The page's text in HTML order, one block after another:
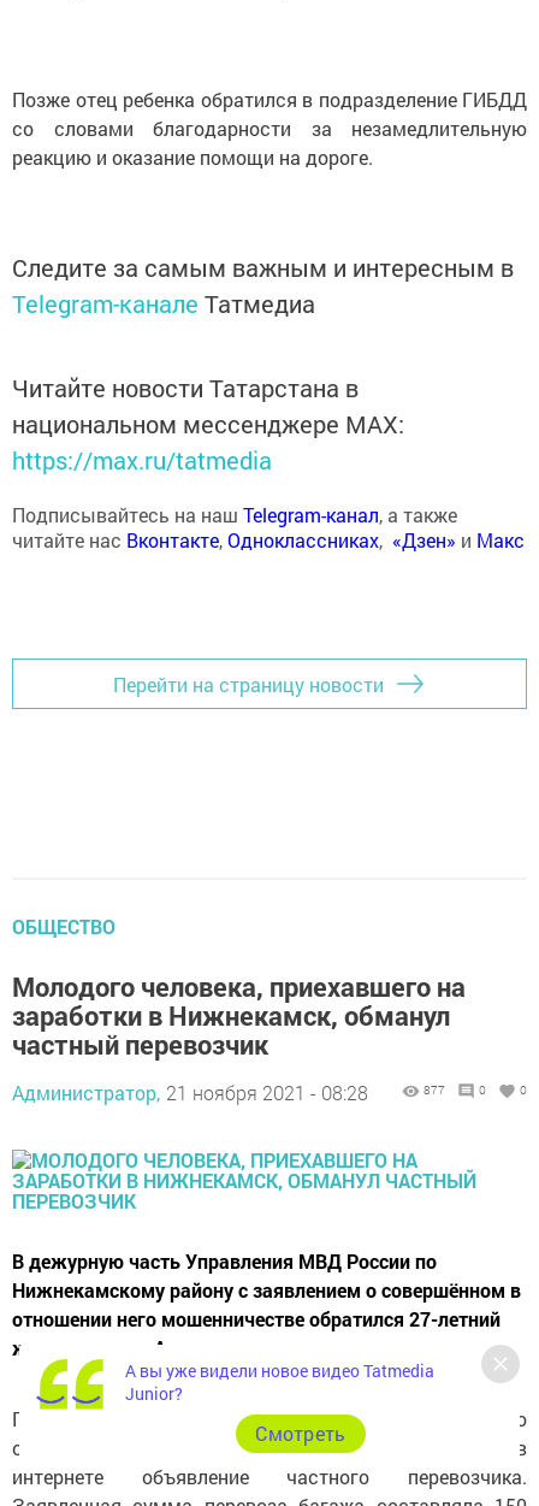
Позже отец ребенка обратился в подразделение ГИБДД
со словами благодарности за незамедлительную
реакцию и оказание помощи на дороге.
Следите за самым важным и интересным в
Telegram-канале Татмедиа
Читайте новости Татарстана в
национальном мессенджере MАХ:
https://max.ru/tatmedia
Подписывайтесь на наш Telegram-канал, а также
читайте нас Вконтакте,Одноклассниках, «Дзен» и Макс
Перейти на страницу новости
ОБЩЕСТВО
Молодого человека, приехавшего на
заработки в Нижнекамск, обманул
частный перевозчик
Администратор, 21 ноября 2021 - 08:28 877 0 0
В дежурную часть Управления МВД России по
Нижнекамскому району с заявлением о совершённом в
отношении него мошенничестве обратился 27-летний
житель города Альметьевска.
Потерпевший рассказал, что ему необходимо было
отправить одежду из Уфы в Альметьевск. Он нашел в
интернете объявление частного перевозчика.
А вы уже видели новое видео Tatmedia
Junior?
Cмотреть